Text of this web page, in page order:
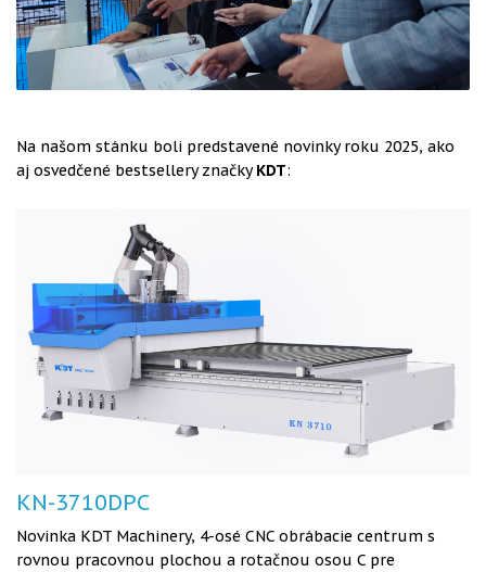
Na našom stánku boli predstavené novinky roku 2025, ako
aj osvedčené bestsellery značkyKDT:
KN-3710DPC
Novinka KDT Machinery, 4-osé CNC obrábacie centrum s
rovnou pracovnou plochou a rotačnou osou C pre